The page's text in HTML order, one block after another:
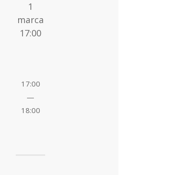
1
marca
17:00
17:00
—
18:00